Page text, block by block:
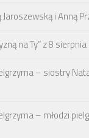
i Anną
na Ty” z 8
– siostry
– młodzi